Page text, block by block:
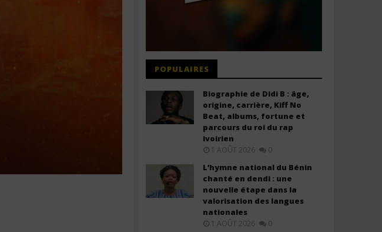
POPULAIRES
Biographie de Didi B : âge,
origine, carrière, Kiff No
Beat, albums, fortune et
parcours du roi du rap
ivoirien
1 AOÛT 2026 0
L’hymne national du Bénin
chanté en dendi : une
nouvelle étape dans la
valorisation des langues
nationales
1 AOÛT 2026 0